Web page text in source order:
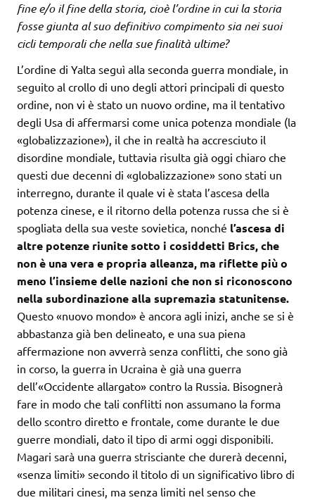
fine e/o il fine della storia, cioè l’ordine in cui la storia
fosse giunta al suo definitivo compimento sia nei suoi
cicli temporali che nella sue finalità ultime?
L’ordine di Yalta seguì alla seconda guerra mondiale, in
seguito al crollo di uno degli attori principali di questo
ordine, non vi è stato un nuovo ordine, ma il tentativo
degli Usa di affermarsi come unica potenza mondiale (la
«globalizzazione»), il che in realtà ha accresciuto il
disordine mondiale, tuttavia risulta già oggi chiaro che
questi due decenni di «globalizzazione» sono stati un
interregno, durante il quale vi è stata l’ascesa della
potenza cinese, e il ritorno della potenza russa che si è
spogliata della sua veste sovietica, nonché l’ascesa di
altre potenze riunite sotto i cosiddetti Brics, che
non è una vera e propria alleanza, ma riflette più o
meno l’insieme delle nazioni che non si riconoscono
nella subordinazione alla supremazia statunitense.
Questo «nuovo mondo» è ancora agli inizi, anche se si è
abbastanza già ben delineato, e una sua piena
affermazione non avverrà senza conflitti, che sono già
in corso, la guerra in Ucraina è già una guerra
dell’«Occidente allargato» contro la Russia. Bisognerà
fare in modo che tali conflitti non assumano la forma
dello scontro diretto e frontale, come durante le due
guerre mondiali, dato il tipo di armi oggi disponibili.
Magari sarà una guerra strisciante che durerà decenni,
«senza limiti» secondo il titolo di un significativo libro di
due militari cinesi, ma senza limiti nel senso che